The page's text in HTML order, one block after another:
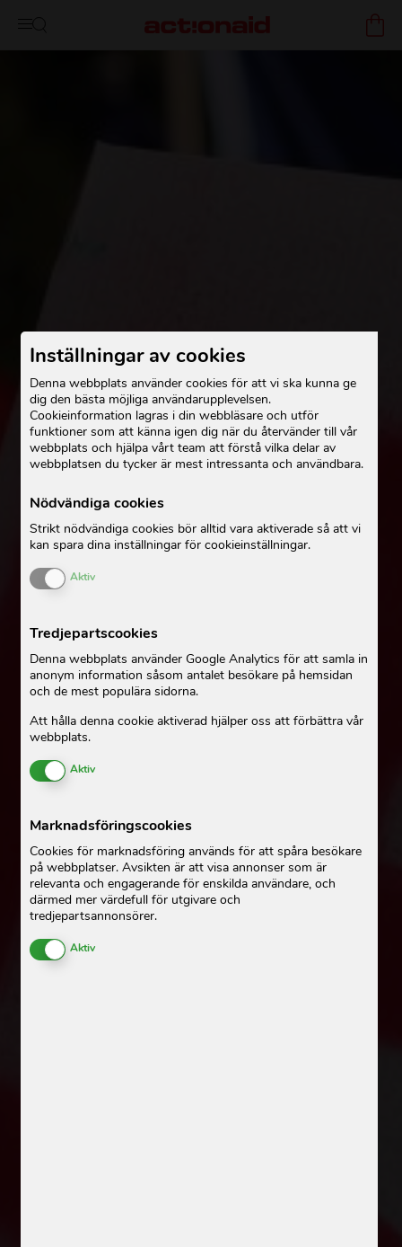
Inställningar av cookies
Denna webbplats använder cookies för att vi ska kunna ge
dig den bästa möjliga användarupplevelsen.
Cookieinformation lagras i din webbläsare och utför
funktioner som att känna igen dig när du återvänder till vår
webbplats och hjälpa vårt team att förstå vilka delar av
webbplatsen du tycker är mest intressanta och användbara.
Nödvändiga cookies
Strikt nödvändiga cookies bör alltid vara aktiverade så att vi
kan spara dina inställningar för cookieinställningar.
Enable or Disable Cookies
Aktiv
Tredjepartscookies
Denna webbplats använder Google Analytics för att samla in
anonym information såsom antalet besökare på hemsidan
och de mest populära sidorna.
Att hålla denna cookie aktiverad hjälper oss att förbättra vår
webbplats.
Enable or Disable Cookies
Aktiv
Marknadsföringscookies
Cookies för marknadsföring används för att spåra besökare
på webbplatser. Avsikten är att visa annonser som är
relevanta och engagerande för enskilda användare, och
därmed mer värdefull för utgivare och
tredjepartsannonsörer.
Enable or Disable Cookies
Aktiv